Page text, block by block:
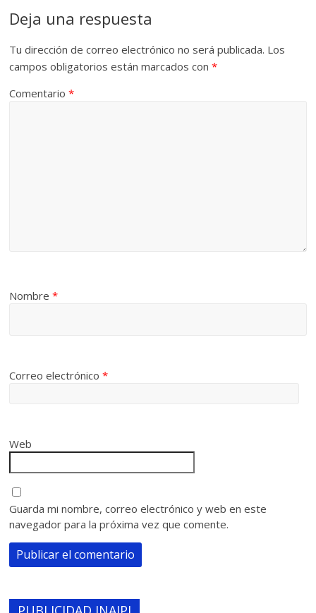
Deja una respuesta
Tu dirección de correo electrónico no será publicada. Los
campos obligatorios están marcados con*
Comentario*
Nombre*
Correo electrónico*
Web
Guarda mi nombre, correo electrónico y web en este
navegador para la próxima vez que comente.